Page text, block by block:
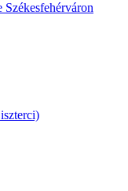
Székesfehérváron